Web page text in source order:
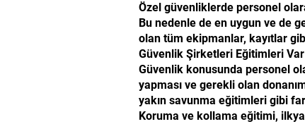
Özel güvenliklerde personel
Bu nedenle de en uygun ve de
olan tüm ekipmanlar, kayıtlar
Güvenlik Şirketleri Eğitimleri Var
Güvenlik konusunda personel
yapması ve gerekli olan
yakın savunma eğitimleri gibi
Koruma ve kollama eğitimi,